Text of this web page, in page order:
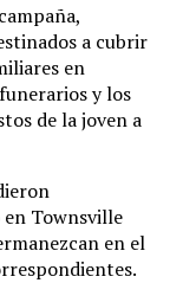
a cubrir
en
y los
de la joven a
Townsville
en el